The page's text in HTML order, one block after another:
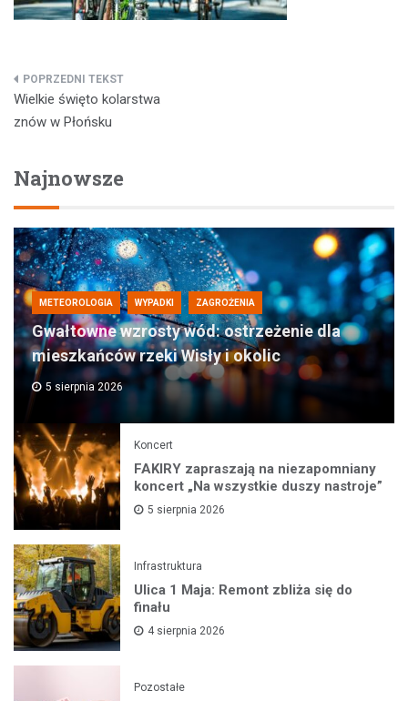
Nawigacja
wpisu
Wielkie święto kolarstwa
znów w Płońsku
Najnowsze
METEOROLOGIA WYPADKI ZAGROŻENIA
Gwałtowne wzrosty wód: ostrzeżenie dla
mieszkańców rzeki Wisły i okolic
5 sierpnia 2026
Koncert
FAKIRY zapraszają na niezapomniany
koncert „Na wszystkie duszy nastroje”
5 sierpnia 2026
Infrastruktura
Ulica 1 Maja: Remont zbliża się do
finału
4 sierpnia 2026
Pozostałe